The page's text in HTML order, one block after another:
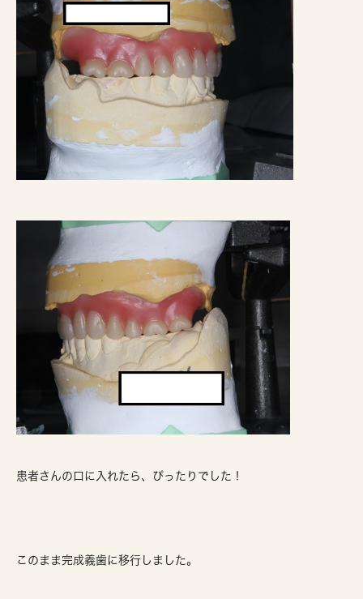
患者さんの口に入れたら、ぴったりでした！
このまま完成義歯に移行しました。